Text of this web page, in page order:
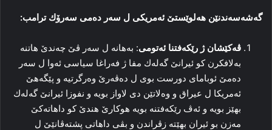
گه‌شه‌سه‌ندنێن هه‌لوێستێ ئه‌مریكى ل سه‌ر ده‌مى سه‌رۆك ترامب:
ڤه‌كێشان ژ رێكه‌فتنا ئەتومی: به‌هانه‌ ل سه‌ر ڤێ چه‌ندێ هاتنه‌
به‌لافكرن كو ئیرانێ گەلەك مفا ژ فه‌راغا سیاسی ئه‌وا ل سه‌ر
ده‌مێ ئوباماى دورست بوى ل ده‌ڤه‌رێ وه‌رگرتیه‌ و پێگه‌هێ
ئەمریكا ل عیراق و وه‌لاتێن دى لاواز بویه‌ و نفوزا ئیرانێ گەلەك
بهێز بویه‌ و ئه‌ڤ رێكه‌فتنه‌ بویه‌ هوكارێ هندێ كو داهاته‌كێ
مه‌زن بو ئیران بهێته‌ زڤراندن و بڤى داهاتى پشته‌ڤانێێ ل